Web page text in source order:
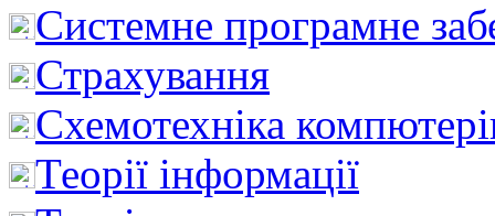
Системне програмне
Страхування
Схемотехніка
Теорії інформації